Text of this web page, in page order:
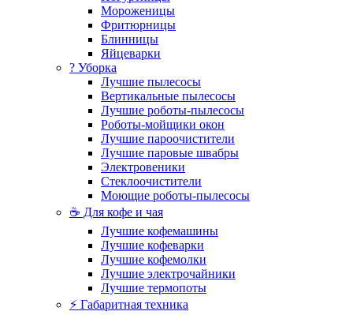
Мороженицы
Фритюрницы
Блинницы
Яйцеварки
? Уборка
Лучшие пылесосы
Вертикальные пылесосы
Лучшие роботы-пылесосы
Роботы-мойщики окон
Лучшие пароочистители
Лучшие паровые швабры
Электровеники
Стеклоочистители
Моющие роботы-пылесосы
☕ Для кофе и чая
Лучшие кофемашины
Лучшие кофеварки
Лучшие кофемолки
Лучшие электрочайники
Лучшие термопоты
⚡ Габаритная техника